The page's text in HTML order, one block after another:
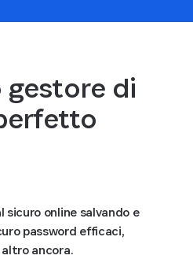
gestore di
online salvando e
password efficaci,
ancora.